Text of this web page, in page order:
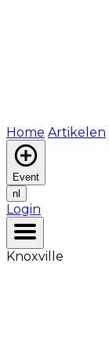
Home Artikelen
Event
nl
Login
Knoxville